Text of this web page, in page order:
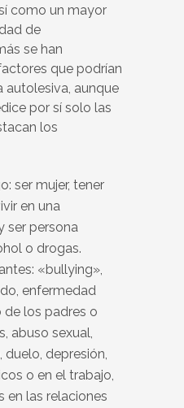
como un mayor
de
se han
que podrían
autolesiva, aunque
por sí solo las
los
ser mujer, tener
en una
ser persona
o drogas.
«bullying»,
enfermedad
de los padres o
abuso sexual,
depresión,
o en el trabajo,
en las relaciones